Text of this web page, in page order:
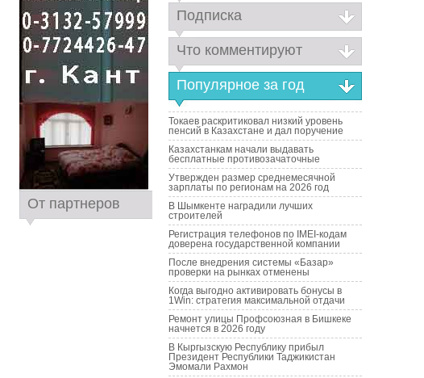
От партнеров
Подписка
Что комментируют
Популярное за год
Токаев раскритиковал низкий уровень
пенсий в Казахстане и дал поручение
Казахстанкам начали выдавать
бесплатные противозачаточные
Утвержден размер среднемесячной
зарплаты по регионам на 2026 год
В Шымкенте наградили лучших
строителей
Регистрация телефонов по IMEI-кодам
доверена государственной компании
После внедрения системы «Базар»
проверки на рынках отменены
Когда выгодно активировать бонусы в
1Win: стратегия максимальной отдачи
Ремонт улицы Профсоюзная в Бишкеке
начнется в 2026 году
В Кыргызскую Республику прибыл
Президент Республики Таджикистан
Эмомали Рахмон